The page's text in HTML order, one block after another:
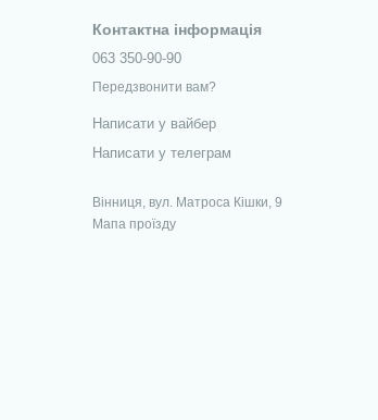
Контактна інформація
063 350-90-90
Передзвонити вам?
Написати у вайбер
Написати у телеграм
Вінниця, вул. Матроса Кішки, 9
Мапа проїзду